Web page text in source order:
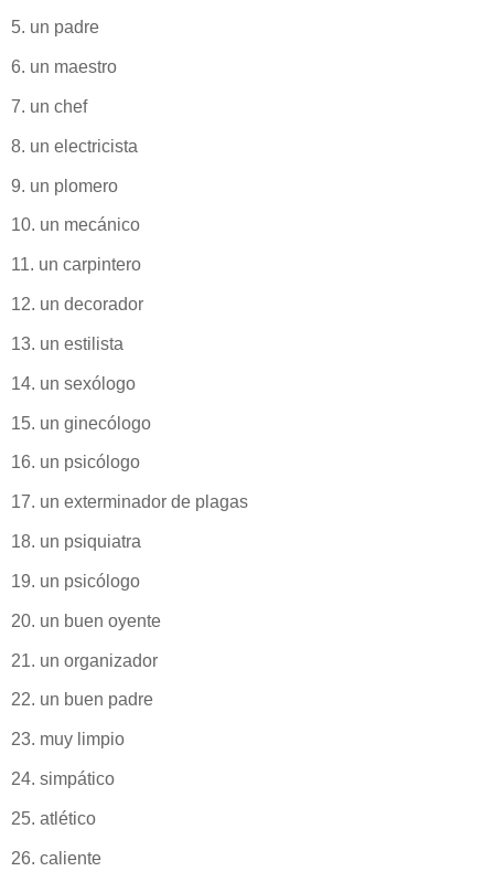
5. un padre
6. un maestro
7. un chef
8. un electricista
9. un plomero
10. un mecánico
11. un carpintero
12. un decorador
13. un estilista
14. un sexólogo
15. un ginecólogo
16. un psicólogo
17. un exterminador de plagas
18. un psiquiatra
19. un psicólogo
20. un buen oyente
21. un organizador
22. un buen padre
23. muy limpio
24. simpático
25. atlético
26. caliente